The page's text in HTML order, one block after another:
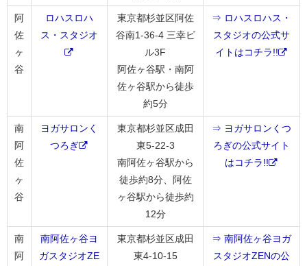
阿
佐
ヶ
谷
ロハスロハ
ス・スタジオ
東京都杉並区阿佐
谷南1-36-4 三幸ビ
ル3F
阿佐ヶ谷駅・南阿
佐ヶ谷駅から徒歩
約5分
⇒ ロハスロハス・
スタジオの公式サ
イトはコチラ!!
南
阿
佐
ヶ
谷
ヨガサロンく
つろぎ
東京都杉並区成田
東5-22-3
南阿佐ヶ谷駅から
徒歩約8分、阿佐
ヶ谷駅から徒歩約
12分
⇒ ヨガサロンくつ
ろぎの公式サイト
はコチラ!!
南
阿
南阿佐ヶ谷ヨ
ガスタジオZE
東京都杉並区成田
東4-10-15
⇒ 南阿佐ヶ谷ヨガ
スタジオZENの公